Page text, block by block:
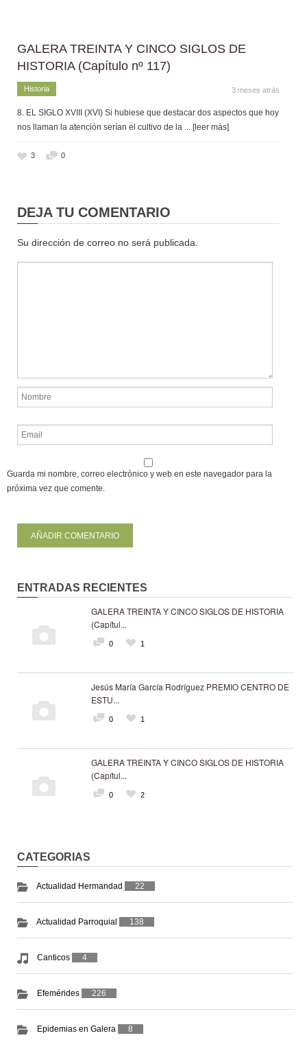
GALERA TREINTA Y CINCO SIGLOS DE
HISTORIA (Capítulo nº 117)
Historia 3 meses atrás
8. EL SIGLO XVIII (XVI) Si hubiese que destacar dos aspectos que hoy
nos llaman la atención serían el cultivo de la ... [leer más]
3 0
DEJA TU COMENTARIO
Su dirección de correo no será publicada.
Guarda mi nombre, correo electrónico y web en este navegador para la
próxima vez que comente.
ENTRADAS RECIENTES
GALERA TREINTA Y CINCO SIGLOS DE HISTORIA
(Capítul...
0 1
Jesús María García Rodríguez PREMIO CENTRO DE
ESTU...
0 1
GALERA TREINTA Y CINCO SIGLOS DE HISTORIA
(Capítul...
0 2
CATEGORIAS
Actualidad Hermandad 22
Actualidad Parroquial 138
Canticos 4
Efemérides 226
Epidemias en Galera 8